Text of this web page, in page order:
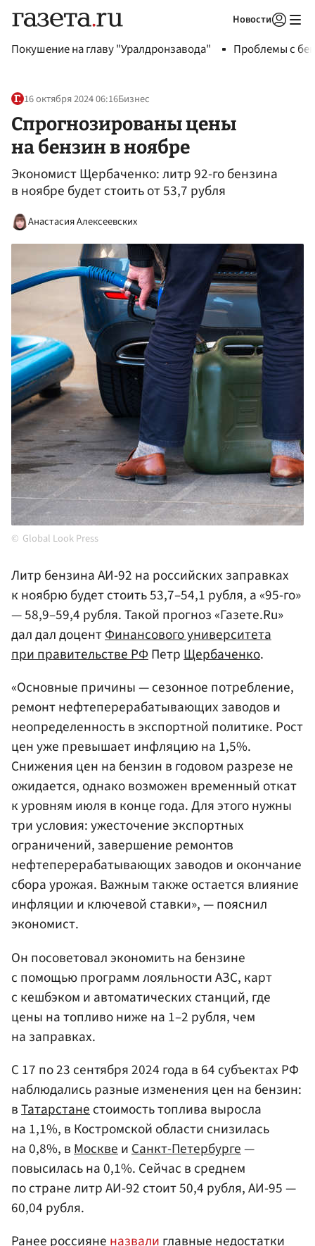
Новости
Покушение на главу "Уралдронзавода" Проблемы с
16 октября 2024 06:16Бизнес
Спрогнозированы цены
на бензин в ноябре
Экономист Щербаченко: литр 92-го бензина
в ноябре будет стоить от 53,7 рубля
Анастасия Алексеевских
Global Look Press
Литр бензина АИ-92 на российских заправках
к ноябрю будет стоить 53,7–54,1 рубля, а «95-го»
— 58,9–59,4 рубля. Такой прогноз «Газете.Ru»
дал дал доцентФинансового университета
при правительствеРФПетрЩербаченко.
«Основные причины — сезонное потребление,
ремонт нефтеперерабатывающих заводов и
неопределенность в экспортной политике. Рост
цен уже превышает инфляцию на 1,5%.
Снижения цен на бензин в годовом разрезе не
ожидается, однако возможен временный откат
к уровням июля в конце года. Для этого нужны
три условия: ужесточение экспортных
ограничений, завершение ремонтов
нефтеперерабатывающих заводов и окончание
сбора урожая. Важным также остается влияние
инфляции и ключевой ставки», — пояснил
экономист.
Он посоветовал экономить на бензине
с помощью программ лояльности АЗС, карт
с кешбэком и автоматических станций, где
цены на топливо ниже на 1–2 рубля, чем
на заправках.
С 17 по 23 сентября 2024 года в 64 субъектах РФ
наблюдались разные изменения цен на бензин:
вТатарстанестоимость топлива выросла
на 1,1%, в Костромской области снизилась
на 0,8%, вМосквеиСанкт-Петербурге—
повысилась на 0,1%. Сейчас в среднем
по стране литр АИ-92 стоит 50,4 рубля, АИ-95 —
60,04 рубля.
Ранее россияненазвалиглавные недостатки